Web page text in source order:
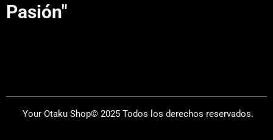
Pasión"
Your Otaku Shop© 2025 Todos los derechos reservados.